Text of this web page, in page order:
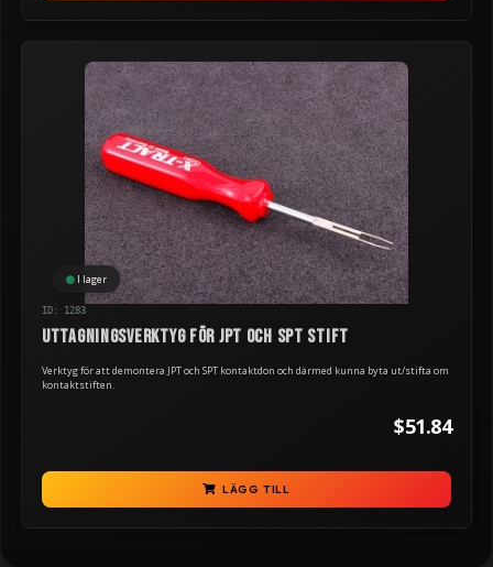
I lager
ID: 1283
Uttagningsverktyg för JPT och SPT stift
Verktyg för att demontera JPT och SPT kontaktdon och därmed kunna byta ut/stifta om
kontaktstiften.
$51.84
LÄGG TILL